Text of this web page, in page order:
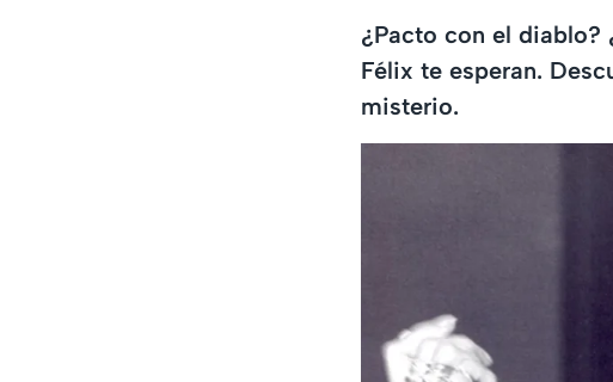
¿Pacto con el diablo?
Félix te esperan.
misterio.